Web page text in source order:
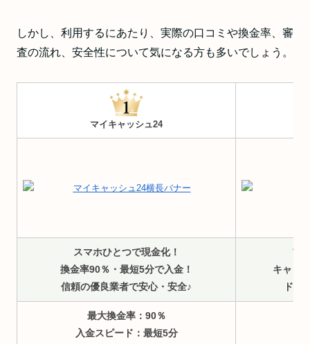
しかし、利用するにあたり、実際の口コミや換金率、審
査の流れ、安全性について気になる方も多いでしょう。
マイキャッシュ24
スマホひとつで現金化！
換金率90％・最短5分で入金！
信頼の優良業者で安心・安全♪
プ
キャリ
ドコ
最大換金率：90％
入金スピード：最短5分